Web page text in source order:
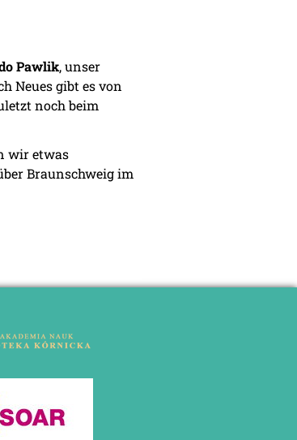
Pawlik, unser
Neues gibt es von
noch beim
wir etwas
Braunschweig im